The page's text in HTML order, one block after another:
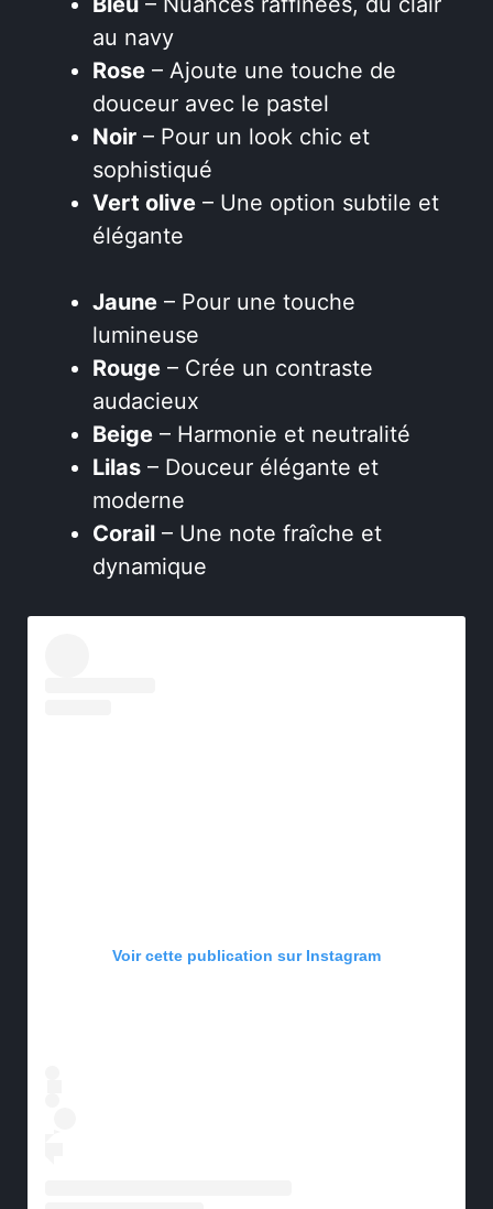
au navy
Rose – Ajoute une touche de
douceur avec le pastel
Noir – Pour un look chic et
sophistiqué
Vert olive – Une option subtile et
élégante
Jaune – Pour une touche
lumineuse
Rouge – Crée un contraste
audacieux
Beige – Harmonie et neutralité
Lilas – Douceur élégante et
moderne
Corail – Une note fraîche et
dynamique
Voir cette publication sur Instagram